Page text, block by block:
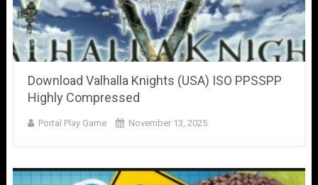
Download Valhalla Knights (USA) ISO PPSSPP
Highly Compressed
Portal Play Game November 13, 2025